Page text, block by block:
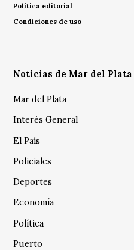
Política editorial
Condiciones de uso
Noticias de Mar del Plata
Mar del Plata
Interés General
El País
Policiales
Deportes
Economía
Política
Puerto